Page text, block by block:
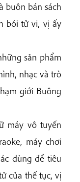
bán sách
bói tử vi, vị ấy
sản phẩm
nhạc và trò
giới Buông
vô tuyến
máy chơi
dùng để tiêu
của thế tục, vị